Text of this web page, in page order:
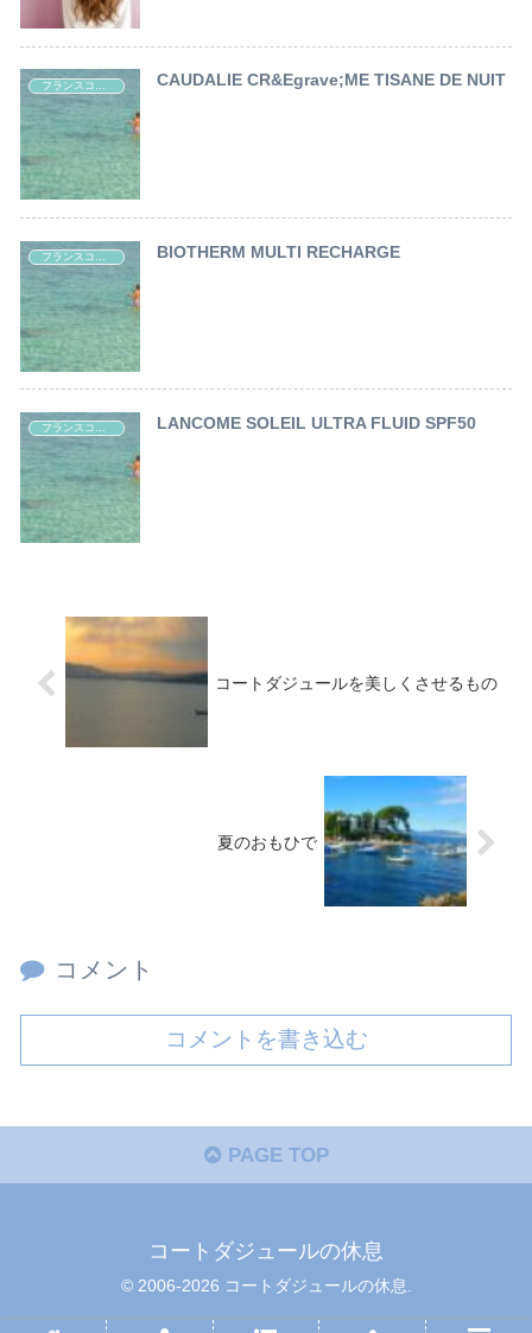
CAUDALIE CR&Egrave;ME TISANE DE NUIT
BIOTHERM MULTI RECHARGE
LANCOME SOLEIL ULTRA FLUID SPF50
コートダジュールを美しくさせるもの
夏のおもひで
コメント
コメントを書き込む
PAGE TOP
コートダジュールの休息
© 2006-2026 コートダジュールの休息.